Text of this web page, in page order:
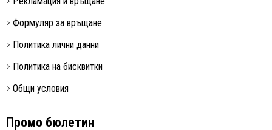
Формуляр за връщане
Политика лични данни
Политика на бисквитки
Общи условия
Промо бюлетин